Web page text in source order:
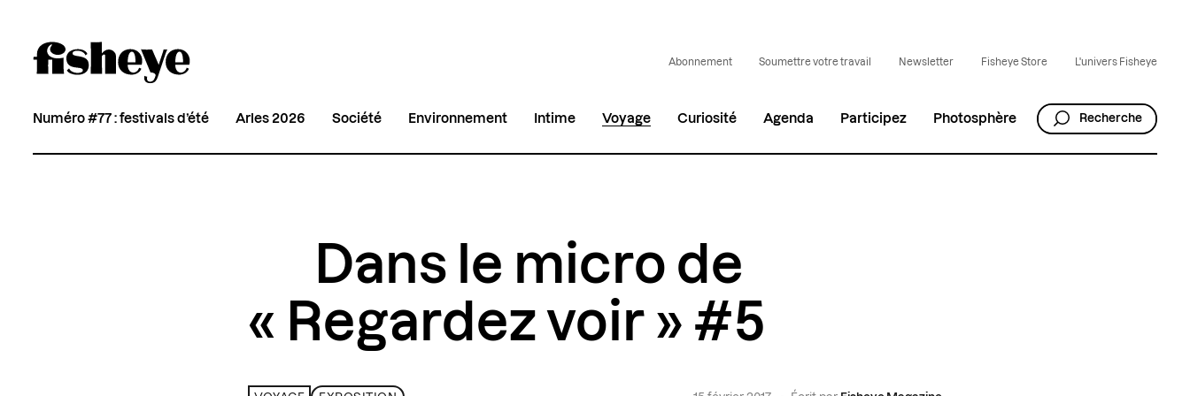
Abonnement Soumettre votre travail Newsletter Fisheye Store L'univers Fisheye
Numéro #77 : festivals d’été Arles 2026 Société Environnement Intime Voyage Curiosité Agenda Participez Photosphère Recherche
Dans le micro de
« Regardez voir » #5